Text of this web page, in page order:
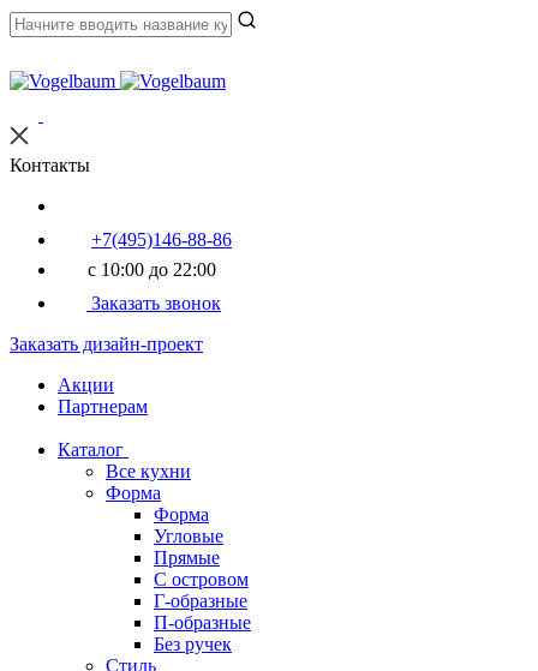
Контакты
+7(495)146-88-86
с 10:00 до 22:00
Заказать звонок
Заказать дизайн-проект
Акции
Партнерам
Каталог
Все кухни
Форма
Форма
Угловые
Прямые
С островом
Г-образные
П-образные
Без ручек
Стиль